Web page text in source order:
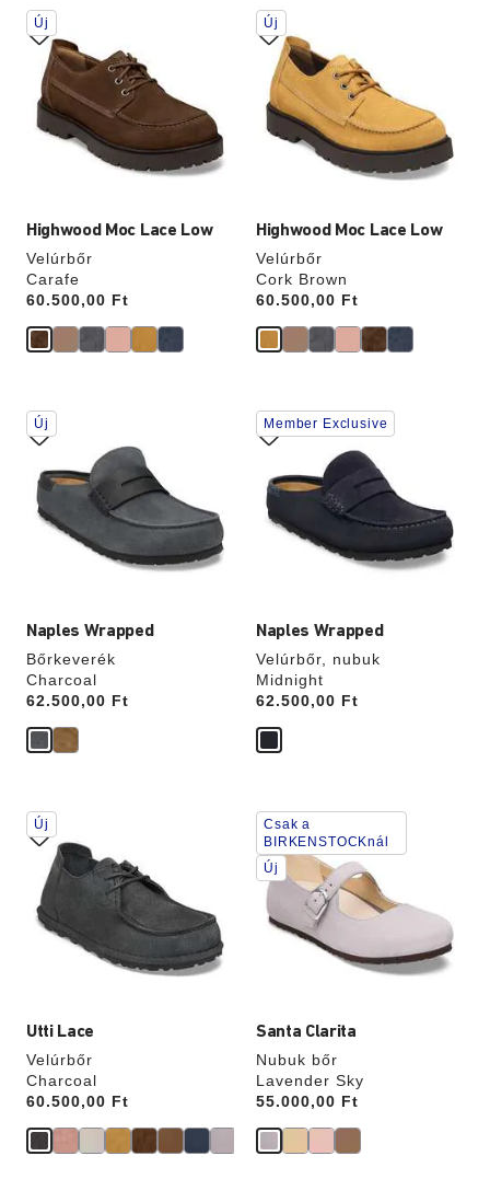
Highwood Moc Lace Low
Velúrbőr
Carafe
Price:
60.500,00 Ft
A
színpalettával
való
interakció
frissíti
termékképet
Új
Highwood Moc Lace Low
Velúrbőr
Cork Brown
Price:
60.500,00 Ft
A
színpalettával
való
interakció
frissíti
termékképet
Új
Naples Wrapped
Bőrkeverék
Charcoal
Price:
62.500,00 Ft
A
színpalettával
való
interakció
frissíti
termékképet
Új
Naples Wrapped
Velúrbőr, nubuk
Midnight
Price:
62.500,00 Ft
A
színpalettával
való
interakció
frissíti
termékképet
Member Exclusive
Utti Lace
Velúrbőr
Charcoal
Price:
60.500,00 Ft
A
színpalettával
való
interakció
frissíti
termékképet
Új
Santa Clarita
Nubuk bőr
Lavender Sky
Price:
55.000,00 Ft
A
színpalettával
való
interakció
frissíti
termékképet
Csak a
BIRKENSTOCKnál
Új